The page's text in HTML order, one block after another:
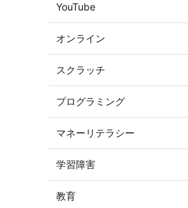
YouTube
オンライン
スクラッチ
プログラミング
マネーリテラシー
学習障害
教育